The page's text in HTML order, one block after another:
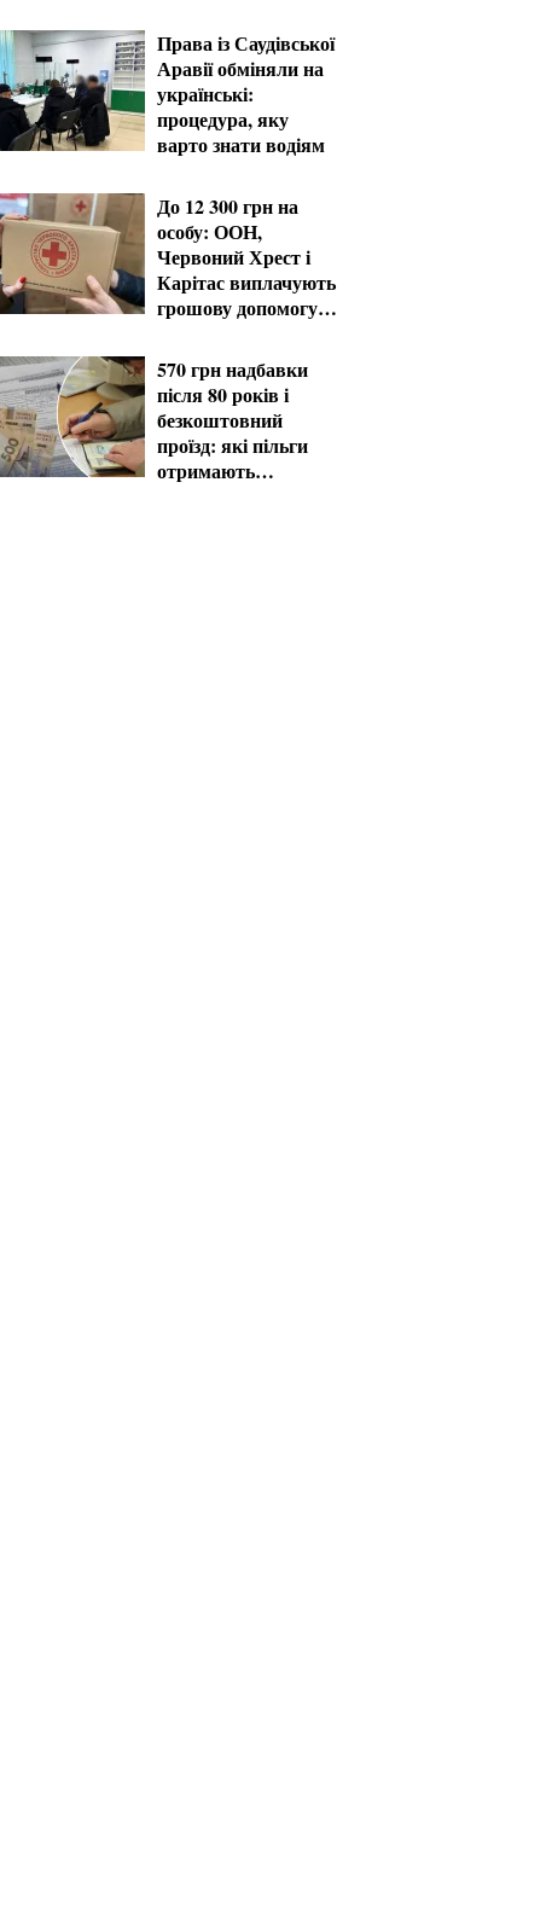
Франції
Права із Саудівської
Аравії обміняли на
українські:
процедура, яку
варто знати водіям
До 12 300 грн на
особу: ООН,
Червоний Хрест і
Карітас виплачують
грошову допомогу в
570 грн надбавки
після 80 років і
безкоштовний
проїзд: які пільги
отримають